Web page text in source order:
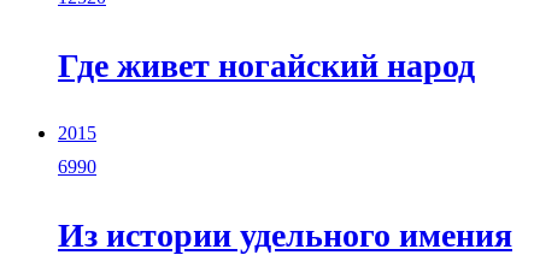
Где живет ногайский народ
2015
6990
Из истории удельного имения